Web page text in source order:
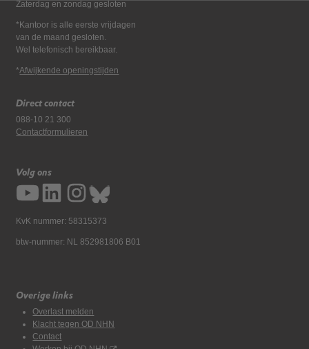
Zaterdag en zondag gesloten
*Kantoor is alle eerste vrijdagen
van de maand gesloten.
Wel telefonisch bereikbaar.
*Afwijkende openingstijden
Direct contact
088-10 21 300
Contactformulieren
Volg ons
KvK nummer: 58315373
btw-nummer: NL 852981806 B01
Overige links
Overlast melden
Klacht tegen OD NHN
Contact